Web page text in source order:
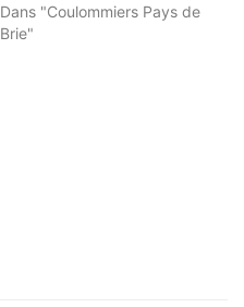
Dans "Coulommiers Pays de
Brie"